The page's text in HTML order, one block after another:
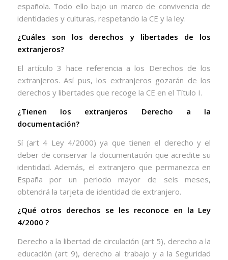
española. Todo ello bajo un marco de convivencia de
identidades y culturas, respetando la CE y la ley.
¿Cuáles son los derechos y libertades de los
extranjeros?
El artículo 3 hace referencia a los Derechos de los
extranjeros. Así pus, los extranjeros gozarán de los
derechos y libertades que recoge la CE en el Título I.
¿Tienen los extranjeros Derecho a la
documentación?
Sí (art 4 Ley 4/2000) ya que tienen el derecho y el
deber de conservar la documentación que acredite su
identidad. Además, el extranjero que permanezca en
España por un periodo mayor de seis meses,
obtendrá la tarjeta de identidad de extranjero.
¿Qué otros derechos se les reconoce en la Ley
4/2000 ?
Derecho a la libertad de circulación (art 5), derecho a la
educación (art 9), derecho al trabajo y a la Seguridad